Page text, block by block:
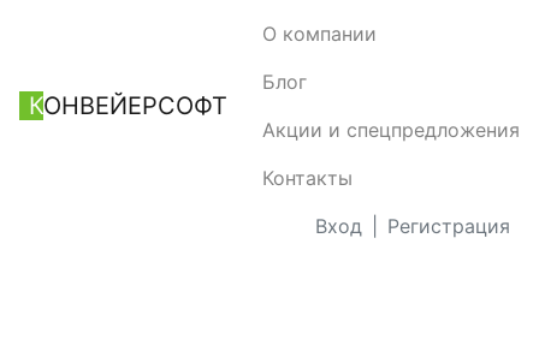
КОНВЕЙЕРСОФТ
О компании
Блог
Акции и спецпредложения
Контакты
Вход
Регистрация